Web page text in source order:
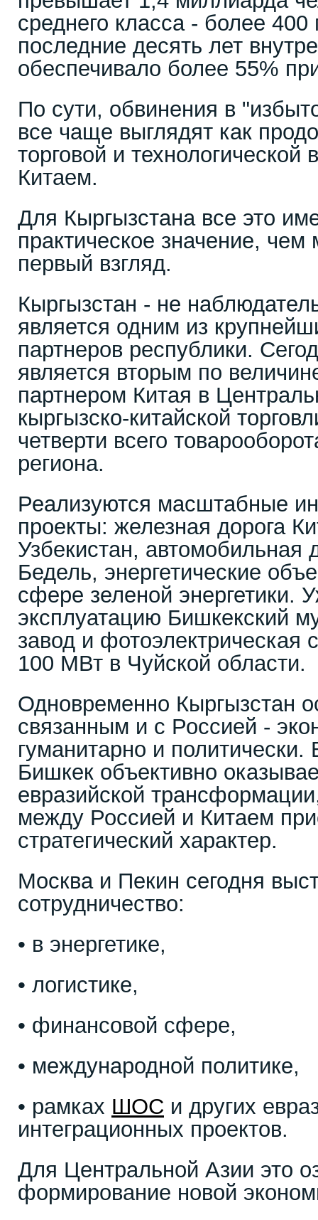
среднего класса - более
последние десять лет
обеспечивало более 55%
По сути, обвинения в
все чаще выглядят как
торговой и
Китаем.
Для Кыргызстана все это
практическое значение, чем
первый взгляд.
Кыргызстан - не
является одним из
партнеров республики.
является вторым по
партнером Китая в
кыргызско-китайской
четверти всего
региона.
Реализуются масштабные
проекты: железная дорога
Узбекистан, автомобильная
Бедель, энергетические
сфере зеленой энергетики.
эксплуатацию Бишкекский
завод и
100 МВт в Чуйской области.
Одновременно Кыргызстан
связанным и с Россией -
гуманитарно и политически.
Бишкек объективно
евразийской
между Россией и Китаем
стратегический характер.
Москва и Пекин сегодня
сотрудничество:
• в энергетике,
• логистике,
• финансовой сфере,
• международной политике,
• рамках ШОС и других
интеграционных проектов.
Для Центральной Азии это
формирование новой